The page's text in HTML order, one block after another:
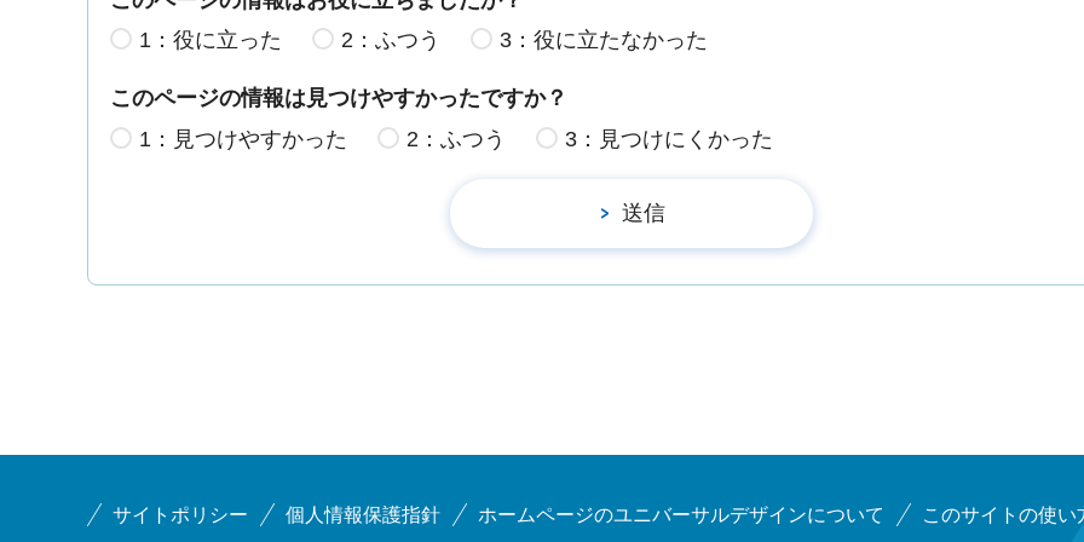
1：役に立った
2：ふつう 3：役に立たなかった
このページの情報は見つけやすかったですか？
1：見つけやすかった
2：ふつう 3：見つけにくかった
サイトポリシー 個人情報保護指針 ホームページのユニバーサルデザインについて このサイトの使い